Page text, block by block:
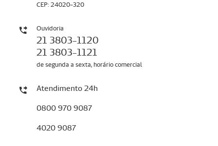
CEP: 24020-320
Ouvidoria
21 3803-1120
21 3803-1121
de segunda a sexta, horário comercial
Atendimento 24h
0800 970 9087
4020 9087